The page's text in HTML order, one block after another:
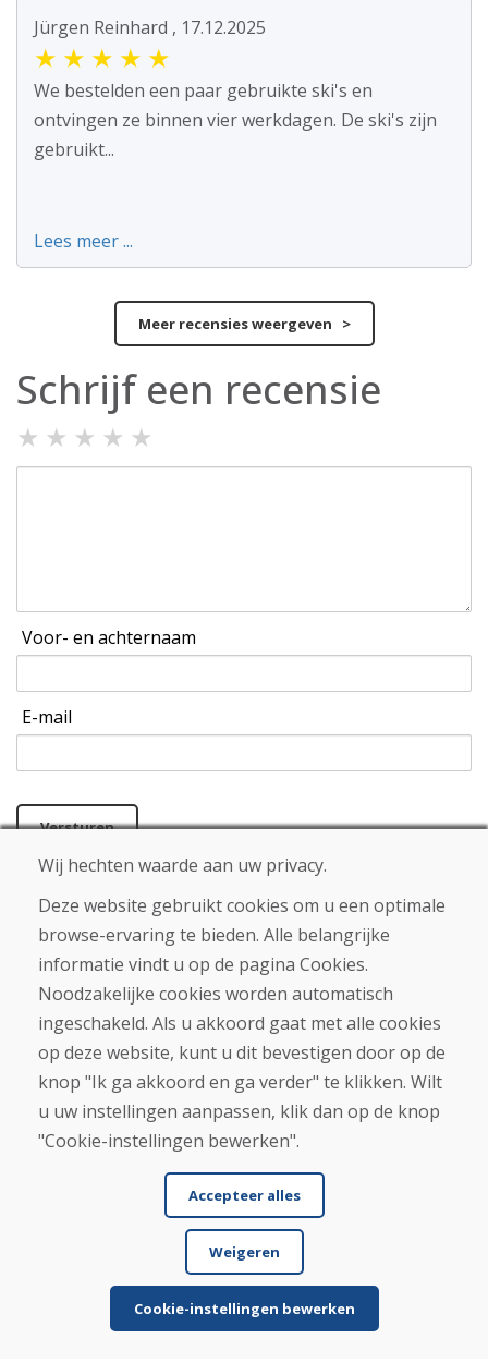
Jürgen Reinhard , 17.12.2025
★ ★ ★ ★ ★
We bestelden een paar gebruikte ski's en
ontvingen ze binnen vier werkdagen. De ski's zijn
gebruikt...
Lees meer ...
Meer recensies weergeven >
Schrijf een recensie
★ ★ ★ ★ ★
Voor- en achternaam
E-mail
Versturen
Infolijn
+421 919 282 306
info@domivosport.nl
Over ons
Blog
Over ons
Winkel
Contact
Aankoop
Eshop
Algemene voorwaarden
Betaling
Klacht
Retourneren en ruilen van goederen
Wij hechten waarde aan uw privacy.
Deze website gebruikt cookies om u een optimale
browse-ervaring te bieden. Alle belangrijke
informatie vindt u op de pagina Cookies.
Noodzakelijke cookies worden automatisch
ingeschakeld. Als u akkoord gaat met alle cookies
op deze website, kunt u dit bevestigen door op de
knop "Ik ga akkoord en ga verder" te klikken. Wilt
u uw instellingen aanpassen, klik dan op de knop
"Cookie-instellingen bewerken".
Accepteer alles
Weigeren
Cookie-instellingen bewerken